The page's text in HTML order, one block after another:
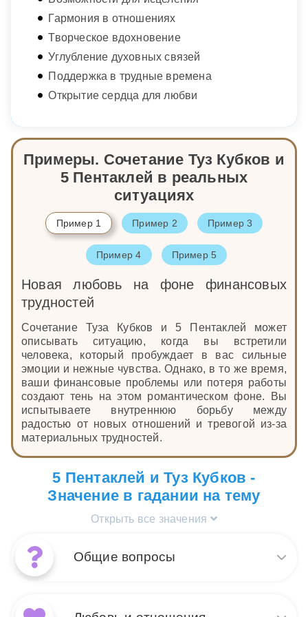
Гармония в отношениях
Творческое вдохновение
Углубление духовных связей
Поддержка в трудные времена
Открытие сердца для любви
Примеры. Сочетание Туз Кубков и
5 Пентаклей в реальных
ситуациях
Пример 1 Пример 2 Пример 3
Пример 4 Пример 5
Новая любовь на фоне финансовых
трудностей
Сочетание Туза Кубков и 5 Пентаклей может
описывать ситуацию, когда вы встретили
человека, который пробуждает в вас сильные
эмоции и нежные чувства. Однако, в то же время,
ваши финансовые проблемы или потеря работы
создают тень на этом романтическом фоне. Вы
испытываете внутреннюю борьбу между
радостью от новых отношений и тревогой из-за
материальных трудностей.
5 Пентаклей и Туз Кубков -
Значение в гадании на тему
Открыть все значения
Общие вопросы
Пентаклей в общих вопросах